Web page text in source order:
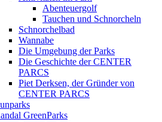
Abenteuergolf
Tauchen und Schnorcheln
Schnorchelbad
Wannabe
Die Umgebung der Parks
Die Geschichte der CENTER
PARCS
Piet Derksen, der Gründer von
CENTER PARCS
GreenParks